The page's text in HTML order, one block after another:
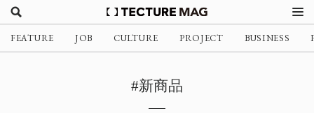
FEATURE JOB CULTURE PROJECT BUSINESS
#新商品